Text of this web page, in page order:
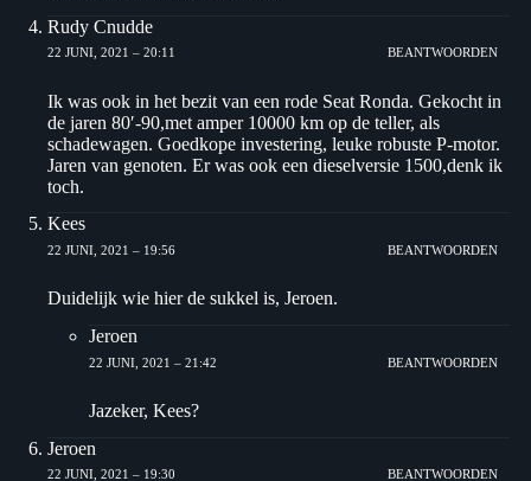
Rudy Cnudde
22 JUNI, 2021 – 20:11 BEANTWOORDEN
Ik was ook in het bezit van een rode Seat Ronda. Gekocht in
de jaren 80′-90,met amper 10000 km op de teller, als
schadewagen. Goedkope investering, leuke robuste P-motor.
Jaren van genoten. Er was ook een dieselversie 1500,denk ik
toch.
Kees
22 JUNI, 2021 – 19:56 BEANTWOORDEN
Duidelijk wie hier de sukkel is, Jeroen.
Jeroen
22 JUNI, 2021 – 21:42 BEANTWOORDEN
Jazeker, Kees?
Jeroen
22 JUNI, 2021 – 19:30 BEANTWOORDEN